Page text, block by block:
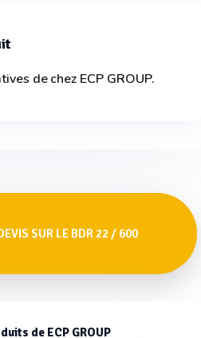
de chez ECP GROUP.
SUR LE BDR 22 / 600
de ECP GROUP